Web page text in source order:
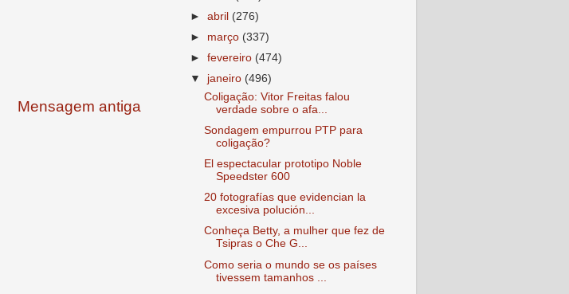
Mensagem antiga
►abril (276)
► março (337)
►fevereiro (474)
▼ janeiro (496)
Coligação: Vitor Freitas falou
verdade sobre o afa...
Sondagem empurrou PTP para
coligação?
El espectacular prototipo Noble
Speedster 600
20 fotografías que evidencian la
excesiva polución...
Conheça Betty, a mulher que fez de
Tsipras o Che G...
Como seria o mundo se os países
tivessem tamanhos ...